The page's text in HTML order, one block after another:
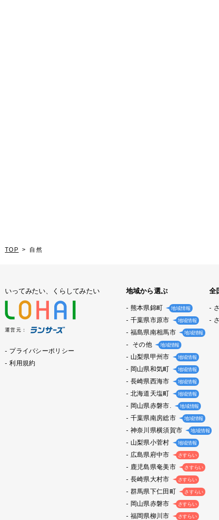
TOP 自然
いってみたい、くらしてみたい
運営元：
プライバシーポリシー
利用規約
地域から選ぶ
熊本県錦町 地域情報
千葉県市原市 地域情報
福島県南相馬市 地域情報
その他 地域情報
山梨県甲州市 地域情報
岡山県和気町 地域情報
長崎県西海市 地域情報
北海道天塩町 地域情報
岡山県赤磐市. 地域情報
千葉県南房総市 地域情報
神奈川県横須賀市 地域情報
山梨県小菅村 地域情報
広島県府中市 さすらい
鹿児島県奄美市 さすらい
長崎県大村市 さすらい
群馬県下仁田町 さすらい
岡山県赤磐市 さすらい
福岡県柳川市 さすらい
全